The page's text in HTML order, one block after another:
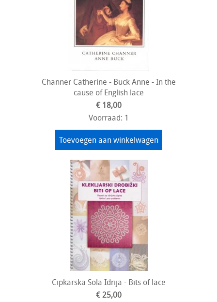
Channer Catherine - Buck Anne - In the
cause of English lace
€ 18,00
Voorraad: 1
Toevoegen aan winkelwagen
Cipkarska Sola Idrija - Bits of lace
€ 25,00